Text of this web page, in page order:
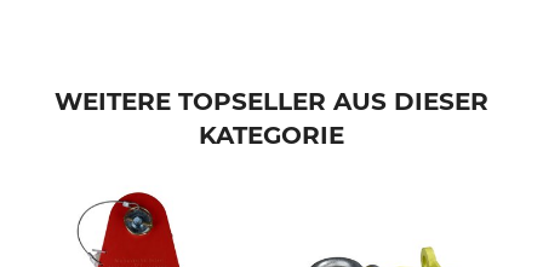
WEITERE TOPSELLER AUS DIESER
KATEGORIE